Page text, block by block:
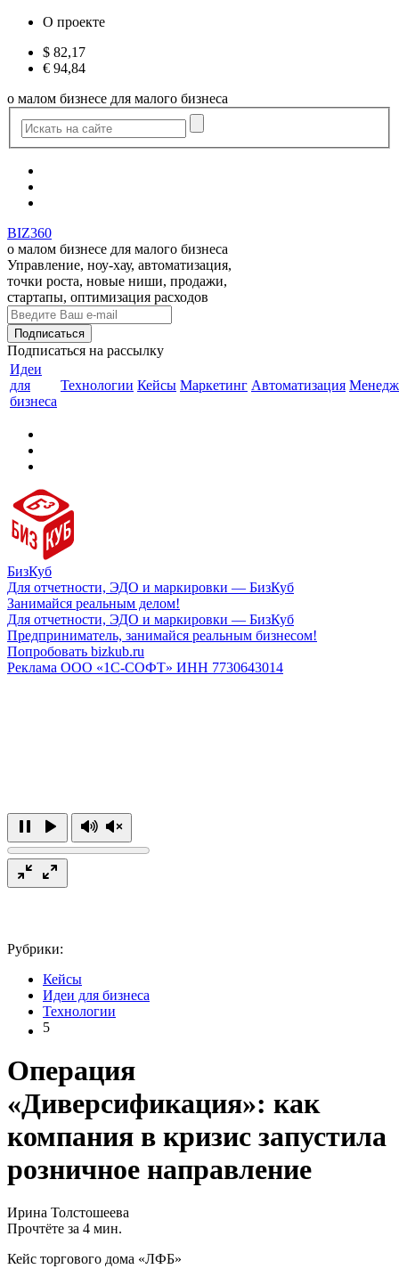
О проекте
$ 82,17
€ 94,84
о малом бизнесе для малого бизнеса
BIZ360
о малом бизнесе для малого бизнеса
Управление, ноу-хау, автоматизация,
точки роста, новые ниши, продажи,
стартапы, оптимизация расходов
Подписаться на рассылку
Идеи
для
бизнеса
Технологии Кейсы Маркетинг Автоматизация
БизКуб
Для отчетности, ЭДО и маркировки — БизКуб
Занимайся реальным делом!
Для отчетности, ЭДО и маркировки — БизКуб
Предприниматель, занимайся реальным бизнесом!
Попробовать bizkub.ru
Реклама ООО «1С-СОФТ» ИНН 7730643014
Рубрики:
Кейсы
Идеи для бизнеса
Технологии
5
Операция
«Диверсификация»: как
компания в кризис запустила
розничное направление
Ирина Толстошеева
Прочтёте за 4 мин.
Кейс торгового дома «ЛФБ»